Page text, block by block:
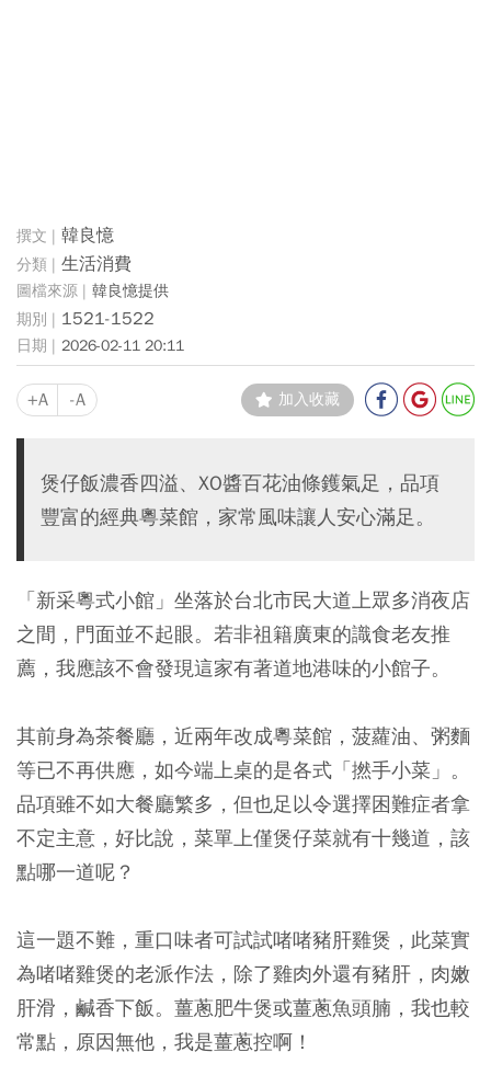
韓良憶
生活消費
韓良憶提供
1521-1522
2026-02-11 20:11
+A -A 加入收藏
煲仔飯濃香四溢、XO醬百花油條鑊氣足，品項
豐富的經典粵菜館，家常風味讓人安心滿足。
「新采粵式小館」坐落於台北市民大道上眾多消夜店
之間，門面並不起眼。若非祖籍廣東的識食老友推
薦，我應該不會發現這家有著道地港味的小館子。
其前身為茶餐廳，近兩年改成粵菜館，菠蘿油、粥麵
等已不再供應，如今端上桌的是各式「撚手小菜」。
品項雖不如大餐廳繁多，但也足以令選擇困難症者拿
不定主意，好比說，菜單上僅煲仔菜就有十幾道，該
點哪一道呢？
這一題不難，重口味者可試試啫啫豬肝雞煲，此菜實
為啫啫雞煲的老派作法，除了雞肉外還有豬肝，肉嫩
肝滑，鹹香下飯。薑蔥肥牛煲或薑蔥魚頭腩，我也較
常點，原因無他，我是薑蔥控啊！